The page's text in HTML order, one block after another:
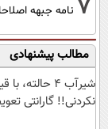
7 نامه جبهه
مطالب پیشنهادی
شیر‌آب ۴ حالته،
نکردنی!! گارانتی